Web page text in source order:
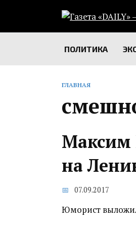
содержанию
ПОЛИТИКА
ГЛАВНАЯ
Максим
на
07.09.2017
Юморист